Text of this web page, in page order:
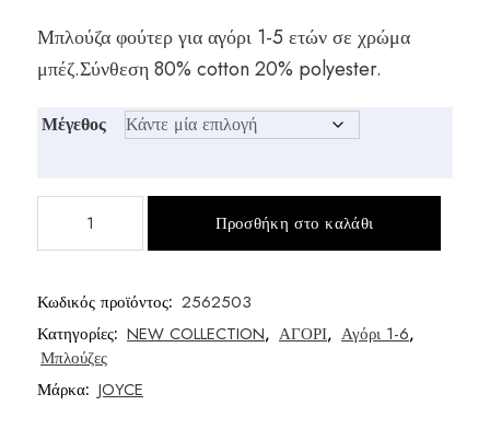
Μπλούζα φούτερ για αγόρι 1-5 ετών σε χρώμα
μπέζ.Σύνθεση 80% cotton 20% polyester.
Μέγεθος
Προσθήκη στο καλάθι
Κωδικός προϊόντος: 2562503
Κατηγορίες: NEW COLLECTION, ΑΓΟΡΙ, Αγόρι 1-6,
Μπλούζες
Μάρκα: JOYCE